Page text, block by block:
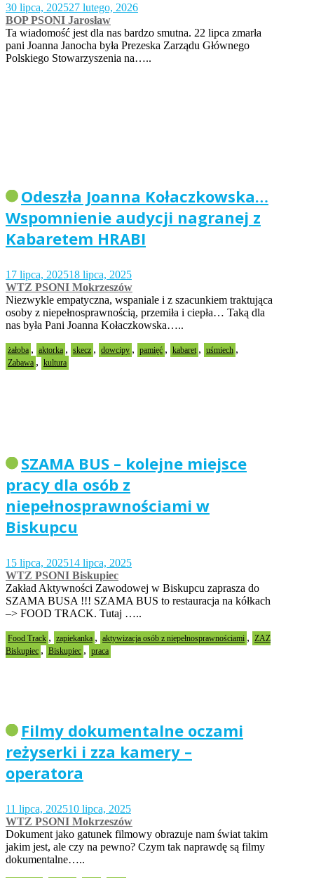
30 lipca, 202527 lutego, 2026
BOP PSONI Jarosław
Ta wiadomość jest dla nas bardzo smutna. 22 lipca zmarła
pani Joanna Janocha była Prezeska Zarządu Głównego
Polskiego Stowarzyszenia na…..
Odeszła Joanna Kołaczkowska…
Wspomnienie audycji nagranej z
Kabaretem HRABI
17 lipca, 202518 lipca, 2025
WTZ PSONI Mokrzeszów
Niezwykle empatyczna, wspaniale i z szacunkiem traktująca
osoby z niepełnosprawnością, przemiła i ciepła… Taką dla
nas była Pani Joanna Kołaczkowska…..
żałoba , aktorka , skecz , dowcipy , pamięć , kabaret , uśmiech ,
Zabawa , kultura
SZAMA BUS – kolejne miejsce
pracy dla osób z
niepełnosprawnościami w
Biskupcu
15 lipca, 202514 lipca, 2025
WTZ PSONI Biskupiec
Zakład Aktywności Zawodowej w Biskupcu zaprasza do
SZAMA BUSA !!! SZAMA BUS to restauracja na kółkach
–> FOOD TRACK. Tutaj …..
Food Track , zapiekanka , aktywizacja osób z niepełnosprawnościami ,
ZAZ
Biskupiec , Biskupiec , praca
Filmy dokumentalne oczami
reżyserki i zza kamery –
operatora
11 lipca, 202510 lipca, 2025
WTZ PSONI Mokrzeszów
Dokument jako gatunek filmowy obrazuje nam świat takim
jakim jest, ale czy na pewno? Czym tak naprawdę są filmy
dokumentalne…..